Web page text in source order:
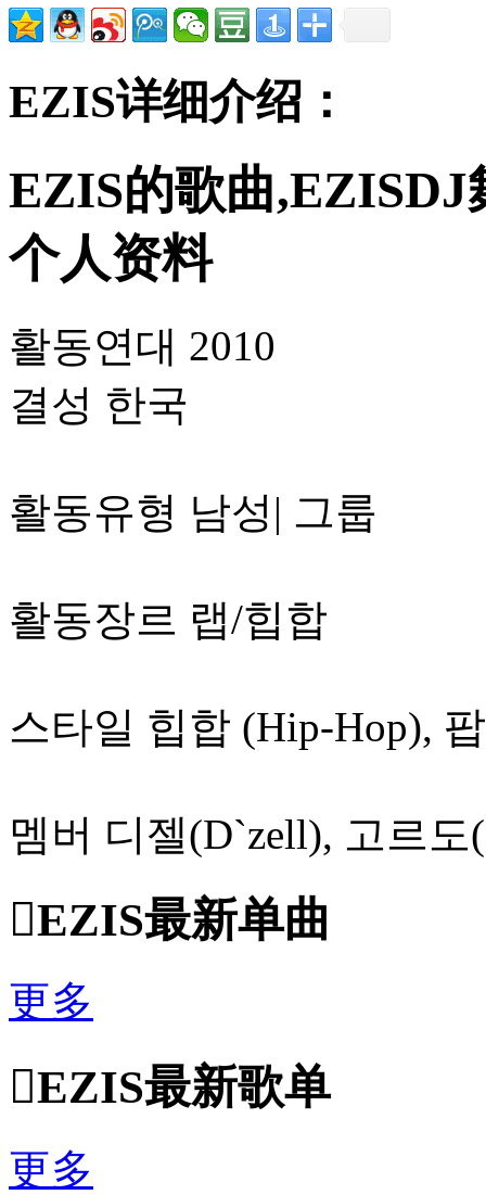
EZIS详细介绍：
EZIS的歌曲
个人资料
활동연대 2010
결성 한국
활동유형 남성| 그룹
활동장르 랩/힙합
스타일 힙합 (Hip-Hop),
멤버 디젤(D`zell), 고르
EZIS最新单曲
更多
EZIS最新歌单
更多